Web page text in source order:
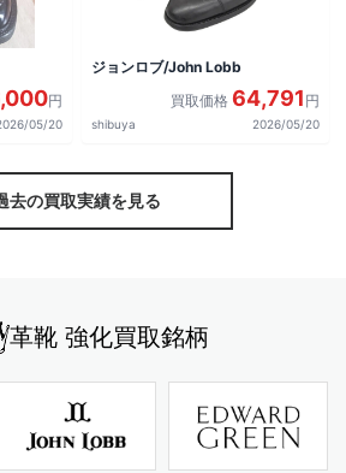
円
05/20
ジョンロブ/John Lobb
買取価格 64,791 円
shibuya 2026/05/20
去の買取実績を見る
革靴 強化買取銘柄